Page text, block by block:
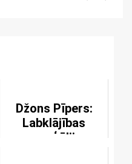
Džons Pīpers:
Labklājības
evaņģēlijs